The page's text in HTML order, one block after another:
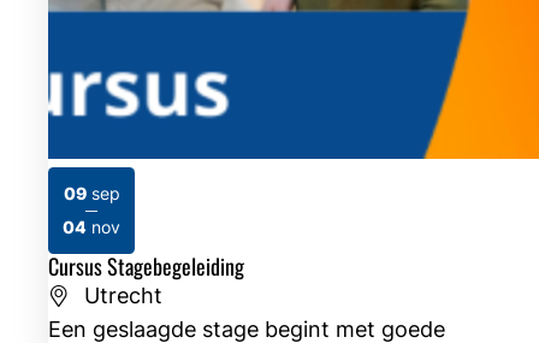
Cursus Stagebegeleiding
Utrecht
Een geslaagde stage begint met goede
09sep
2026
04 nov
2026